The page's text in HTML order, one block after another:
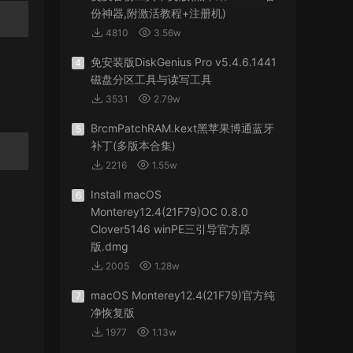
份神器,附激活教程+注册机)
4810 3.56w
4
免安装版DiskGenius Pro v5.4.6.1441
磁盘分区工具与读写工具
3531 2.79w
5
BrcmPatchRAM.kext黑苹果博通蓝牙
补丁(多版本合集)
2216 1.55w
6
Install macOS
Monterey12.4(21F79)OC 0.8.0
Clover5146 winPE三引导官方原
版.dmg
2005 1.28w
7
macOS Monterey12.4(21F79)官方纯
净恢复版
1977 1.13w